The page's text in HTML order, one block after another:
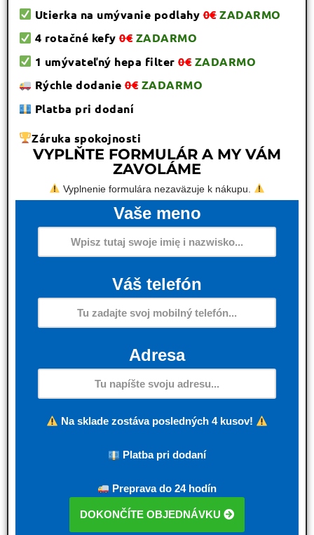
Utierka na umývanie podlahy0€ZADARMO
4 rotačné kefy0€ZADARMO
1 umývateľný hepa filter0€ZADARMO
Rýchle dodanie0€ZADARMO
Platba pri dodaní
Záruka spokojnosti
VYPLŇTE FORMULÁR A MY VÁM
ZAVOLÁME
Vyplnenie formulára nezaväzuje k nákupu.
Vaše meno
Váš telefón
Adresa
Na sklade zostáva posledných 4 kusov!
Platba pri dodaní
Preprava do 24 hodín
DOKONČÍTE OBJEDNÁVKU